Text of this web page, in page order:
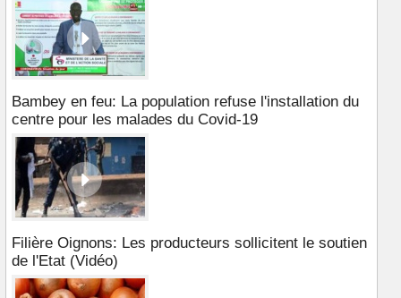
Bambey en feu: La population refuse l'installation du
centre pour les malades du Covid-19
Filière Oignons: Les producteurs sollicitent le soutien
de l'Etat (Vidéo)